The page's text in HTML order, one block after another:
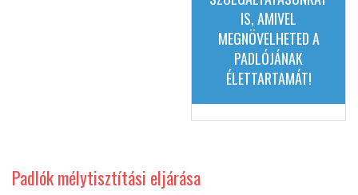
IS, AMIVEL
MEGNÖVELHETED A
PADLÓJÁNAK
ÉLETTARTAMÁT!
Padlók mélytisztítási eljárása